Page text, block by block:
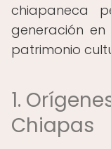
chiapaneca
generación
patrimonio
1.
Chiapas